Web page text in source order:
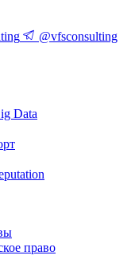
@vfsconsulting
Data
право